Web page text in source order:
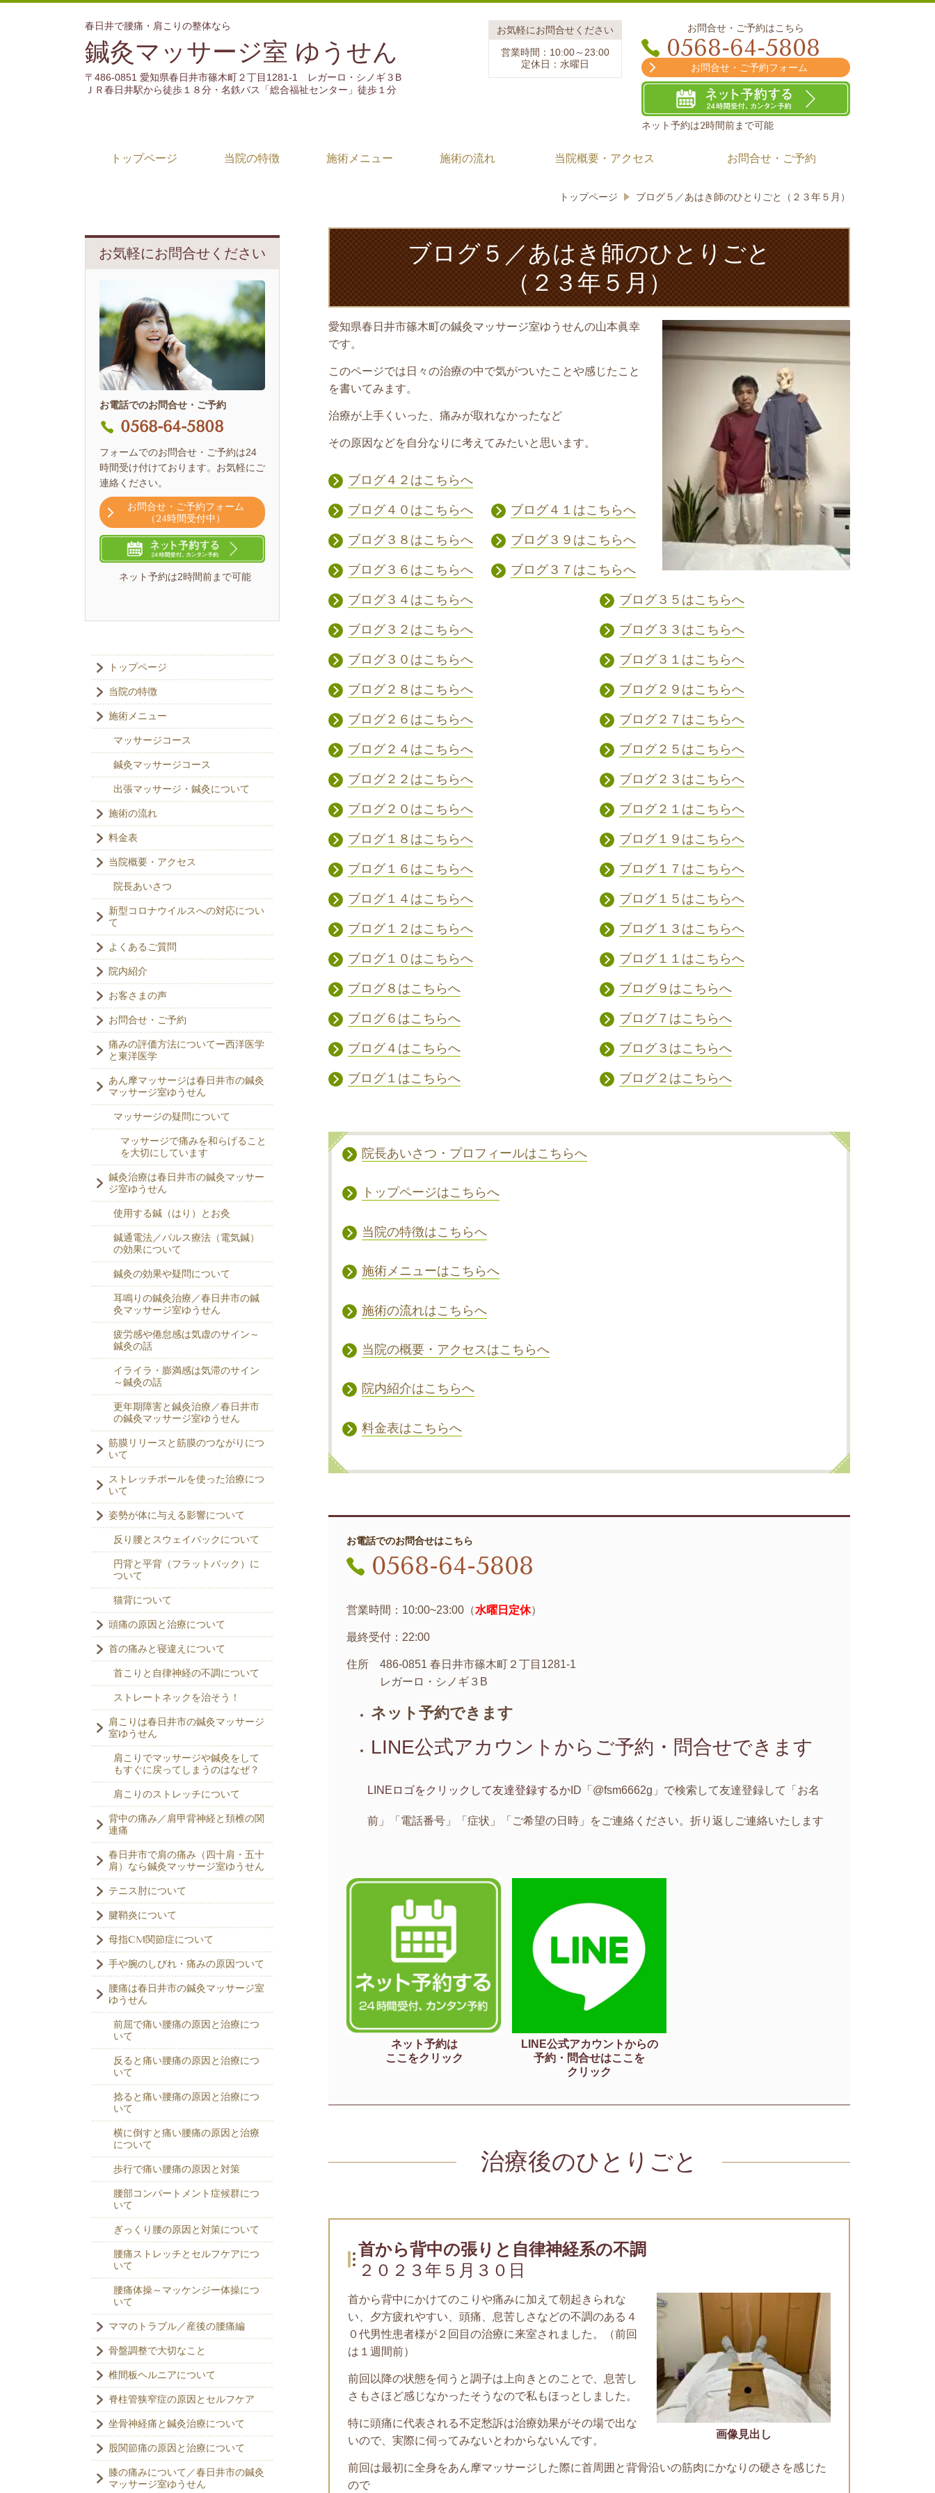
春日井で腰痛・肩こりの整体なら
鍼灸マッサージ室 ゆうせん
〒486-0851 愛知県春日井市篠木町２丁目1281-1 レガーロ・シノギ３B
ＪＲ春日井駅から徒歩１８分・名鉄バス「総合福祉センター」徒歩１分
お気軽にお問合せください
営業時間：10:00～23:00
定休日：水曜日
お問合せ・ご予約はこちら
0568-64-5808
お問合せ・ご予約フォーム
ネット予約は2時間前まで可能
トップページ 当院の特徴 施術メニュー 施術の流れ 当院概要・アクセス お問合せ・ご予約
トップページ ブログ５／あはき師のひとりごと（２３年５月）
ブログ５／あはき師のひとりごと
（２３年５月）
愛知県春日井市篠木町の鍼灸マッサージ室ゆうせんの山本眞幸
です。
このページでは日々の治療の中で気がついたことや感じたこと
を書いてみます。
治療が上手くいった、痛みが取れなかったなど
その原因などを自分なりに考えてみたいと思います。
ブログ４２はこちらへ
ブログ４０はこちらへ
ブログ４１はこちらへ
ブログ３８はこちらへ
ブログ３９はこちらへ
ブログ３６はこちらへ
ブログ３７はこちらへ
ブログ３４はこちらへ
ブログ３５はこちらへ
ブログ３２はこちらへ
ブログ３３はこちらへ
ブログ３０はこちらへ
ブログ３１はこちらへ
ブログ２８はこちらへ
ブログ２９はこちらへ
ブログ２６はこちらへ
ブログ２７はこちらへ
ブログ２４はこちらへ
ブログ２５はこちらへ
ブログ２２はこちらへ
ブログ２３はこちらへ
ブログ２０はこちらへ
ブログ２１はこちらへ
ブログ１８はこちらへ
ブログ１９はこちらへ
ブログ１６はこちらへ
ブログ１７はこちらへ
ブログ１４はこちらへ
ブログ１５はこちらへ
ブログ１２はこちらへ
ブログ１３はこちらへ
ブログ１０はこちらへ
ブログ１１はこちらへ
ブログ８はこちらへ
ブログ９はこちらへ
ブログ６はこちらへ
ブログ７はこちらへ
ブログ４はこちらへ
ブログ３はこちらへ
ブログ１はこちらへ
ブログ２はこちらへ
院長あいさつ・プロフィールはこちらへ
トップページはこちらへ
当院の特徴はこちらへ
施術メニューはこちらへ
施術の流れはこちらへ
当院の概要・アクセスはこちらへ
院内紹介はこちらへ
料金表はこちらへ
お電話でのお問合せはこちら
0568-64-5808
営業時間：10:00~23:00（水曜日定休）
最終受付：22:00
住所 486-0851 春日井市篠木町２丁目1281-1
レガーロ・シノギ３B
ネット予約できます
LINE公式アカウントから ご予約・問合せできます
LINEロゴをクリックして友達登録するか ID「@fsm6662g」で検索して友達登録して 「お名
前」「電話番号」「症状」「ご希望の日時」をご連絡ください。折り返しご連絡いたします
ネット予約は
ここをクリック
LINE公式アカウントからの
予約・問合せはここを
クリック
治療後のひとりごと
首から背中の張りと自律神経系の不調
２０２３年５月３０日
画像見出し
首から背中にかけてのこりや痛みに加えて朝起きられな
い、夕方疲れやすい、頭痛、息苦しさなどの不調のある４
０代男性患者様が２回目の治療に来室されました。（前回
は１週間前）
前回以降の状態を伺うと調子は上向きとのことで、息苦し
さもさほど感じなかったそうなので私もほっとしました。
特に頭痛に代表される不定愁訴は治療効果がその場で出な
いので、実際に伺ってみないとわからないんです。
前回は最初に全身をあん摩マッサージした際に首周囲と背骨沿いの筋肉にかなりの硬さを感じた
ので
お気軽にお問合せください
お電話でのお問合せ・ご予約
0568-64-5808
フォームでのお問合せ・ご予約は24
時間受け付けております。お気軽にご
連絡ください。
お問合せ・ご予約フォーム
（24時間受付中）
ネット予約は2時間前まで可能
トップページ
当院の特徴
施術メニュー
マッサージコース
鍼灸マッサージコース
出張マッサージ・鍼灸について
施術の流れ
料金表
当院概要・アクセス
院長あいさつ
新型コロナウイルスへの対応につい
て
よくあるご質問
院内紹介
お客さまの声
お問合せ・ご予約
痛みの評価方法についてー西洋医学
と東洋医学
あん摩マッサージは春日井市の鍼灸
マッサージ室ゆうせん
マッサージの疑問について
マッサージで痛みを和らげること
を大切にしています
鍼灸治療は春日井市の鍼灸マッサー
ジ室ゆうせん
使用する鍼（はり）とお灸
鍼通電法／パルス療法（電気鍼）
の効果について
鍼灸の効果や疑問について
耳鳴りの鍼灸治療／春日井市の鍼
灸マッサージ室ゆうせん
疲労感や倦怠感は気虚のサイン～
鍼灸の話
イライラ・膨満感は気滞のサイン
～鍼灸の話
更年期障害と鍼灸治療／春日井市
の鍼灸マッサージ室ゆうせん
筋膜リリースと筋膜のつながりにつ
いて
ストレッチポールを使った治療につ
いて
姿勢が体に与える影響について
反り腰とスウェイバックについて
円背と平背（フラットバック）に
ついて
猫背について
頭痛の原因と治療について
首の痛みと寝違えについて
首こりと自律神経の不調について
ストレートネックを治そう！
肩こりは春日井市の鍼灸マッサージ
室ゆうせん
肩こりでマッサージや鍼灸をして
もすぐに戻ってしまうのはなぜ？
肩こりのストレッチについて
背中の痛み／肩甲背神経と頚椎の関
連痛
春日井市で肩の痛み（四十肩・五十
肩）なら鍼灸マッサージ室ゆうせん
テニス肘について
腱鞘炎について
母指CM関節症について
手や腕のしびれ・痛みの原因ついて
腰痛は春日井市の鍼灸マッサージ室
ゆうせん
前屈で痛い腰痛の原因と治療につ
いて
反ると痛い腰痛の原因と治療につ
いて
捻ると痛い腰痛の原因と治療につ
いて
横に倒すと痛い腰痛の原因と治療
について
歩行で痛い腰痛の原因と対策
腰部コンパートメント症候群につ
いて
ぎっくり腰の原因と対策について
腰痛ストレッチとセルフケアにつ
いて
腰痛体操～マッケンジー体操につ
いて
ママのトラブル／産後の腰痛編
骨盤調整で大切なこと
椎間板ヘルニアについて
脊柱管狭窄症の原因とセルフケア
坐骨神経痛と鍼灸治療について
股関節痛の原因と治療について
膝の痛みについて／春日井市の鍼灸
マッサージ室ゆうせん